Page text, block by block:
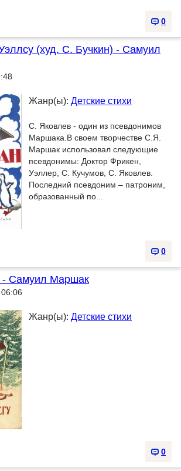
0
(худ. С. Бучкин) - Самуил
Жанр(ы): Детские стихи
С. Яковлев - один из псевдонимов
Маршака.В своем творчестве С.Я.
Маршак использовал следующие
псевдонимы: Доктор Фрикен,
Уэллер, С. Кучумов, С. Яковлев.
Последний псевдоним – патроним,
образованный по...
0
- Самуил Маршак
Жанр(ы): Детские стихи
0